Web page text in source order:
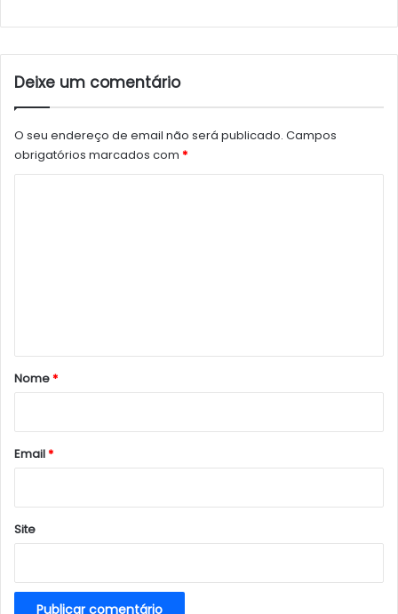
Deixe um comentário
O seu endereço de email não será publicado. Campos
obrigatórios marcados com *
r
*
Nome*
Email*
Site